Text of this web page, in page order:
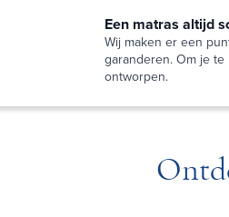
Een matras altijd
Wij maken er een
garanderen. Om je
ontworpen.